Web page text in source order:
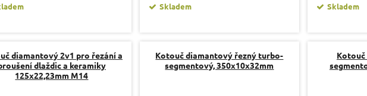
Skladem Skladem
diamantový 2v1 pro řezání a
dlaždic a keramiky
125x22,23mm M14
Kotouč diamantový řezný turbo-
segmentový, 350x10x32mm